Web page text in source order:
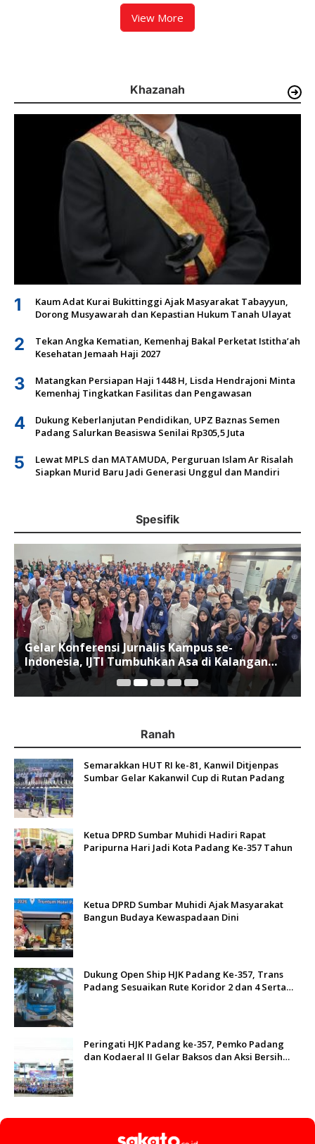
View More
Khazanah
1
Kaum Adat Kurai Bukittinggi Ajak Masyarakat Tabayyun,
Dorong Musyawarah dan Kepastian Hukum Tanah Ulayat
2
Tekan Angka Kematian, Kemenhaj Bakal Perketat Istitha’ah
Kesehatan Jemaah Haji 2027
3
Matangkan Persiapan Haji 1448 H, Lisda Hendrajoni Minta
Kemenhaj Tingkatkan Fasilitas dan Pengawasan
4
Dukung Keberlanjutan Pendidikan, UPZ Baznas Semen
Padang Salurkan Beasiswa Senilai Rp305,5 Juta
5
Lewat MPLS dan MATAMUDA, Perguruan Islam Ar Risalah
Siapkan Murid Baru Jadi Generasi Unggul dan Mandiri
Spesifik
Gelar Konferensi Jurnalis Kampus se-
Indonesia, IJTI Tumbuhkan Asa di Kalangan
Jurnalis Muda di Era Disruspi Digital
Ranah
Semarakkan HUT RI ke-81, Kanwil Ditjenpas
Sumbar Gelar Kakanwil Cup di Rutan Padang
Ketua DPRD Sumbar Muhidi Hadiri Rapat
Paripurna Hari Jadi Kota Padang Ke-357 Tahun
Ketua DPRD Sumbar Muhidi Ajak Masyarakat
Bangun Budaya Kewaspadaan Dini
Dukung Open Ship HJK Padang Ke-357, Trans
Padang Sesuaikan Rute Koridor 2 dan 4 Serta
Peringati HJK Padang ke-357, Pemko Padang
dan Kodaeral II Gelar Baksos dan Aksi Bersih